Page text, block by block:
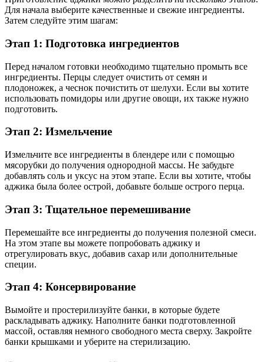
Для начала выберите качественные и свежие ингредиенты.
Затем следуйте этим шагам:
Этап 1: Подготовка ингредиентов
Перед началом готовки необходимо тщательно промыть все
ингредиенты. Перцы следует очистить от семян и
плодоножек, а чеснок почистить от шелухи. Если вы хотите
использовать помидоры или другие овощи, их также нужно
подготовить.
Этап 2: Измельчение
Измельчите все ингредиенты в блендере или с помощью
мясорубки до получения однородной массы. Не забудьте
добавлять соль и уксус на этом этапе. Если вы хотите, чтобы
аджика была более острой, добавьте больше острого перца.
Этап 3: Тщательное перемешивание
Перемешайте все ингредиенты до получения полезной смеси.
На этом этапе вы можете попробовать аджику и
отрегулировать вкус, добавив сахар или дополнительные
специи.
Этап 4: Консервирование
Вымойте и простерилизуйте банки, в которые будете
раскладывать аджику. Наполните банки подготовленной
массой, оставляя немного свободного места сверху. Закройте
банки крышками и уберите на стерилизацию.